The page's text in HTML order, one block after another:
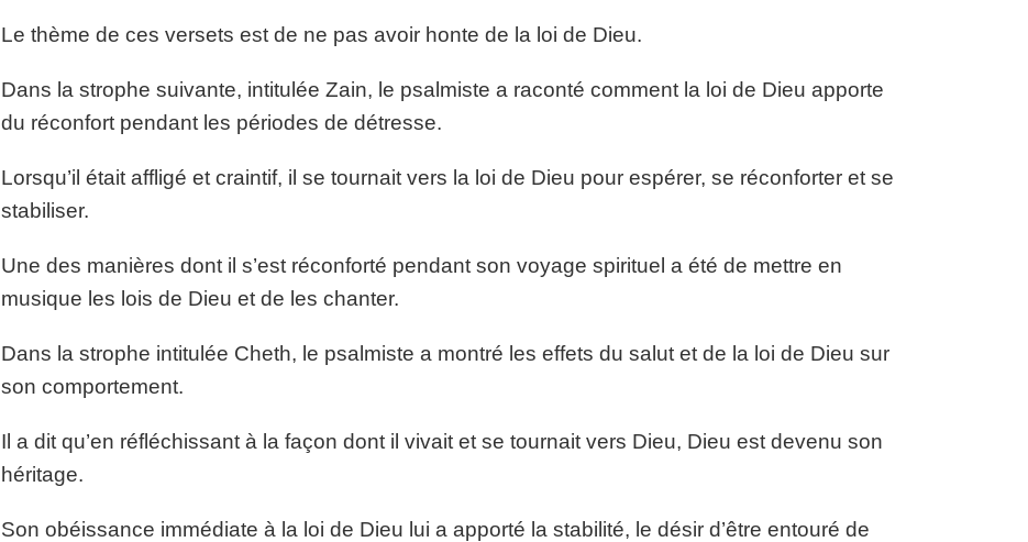
Le thème de ces versets est de ne pas avoir honte de la loi de Dieu.
Dans la strophe suivante, intitulée Zain, le psalmiste a raconté comment la loi de Dieu apporte
du réconfort pendant les périodes de détresse.
Lorsqu’il était affligé et craintif, il se tournait vers la loi de Dieu pour espérer, se réconforter et se
stabiliser.
Une des manières dont il s’est réconforté pendant son voyage spirituel a été de mettre en
musique les lois de Dieu et de les chanter.
Dans la strophe intitulée Cheth, le psalmiste a montré les effets du salut et de la loi de Dieu sur
son comportement.
Il a dit qu’en réfléchissant à la façon dont il vivait et se tournait vers Dieu, Dieu est devenu son
héritage.
Son obéissance immédiate à la loi de Dieu lui a apporté la stabilité, le désir d’être entouré de